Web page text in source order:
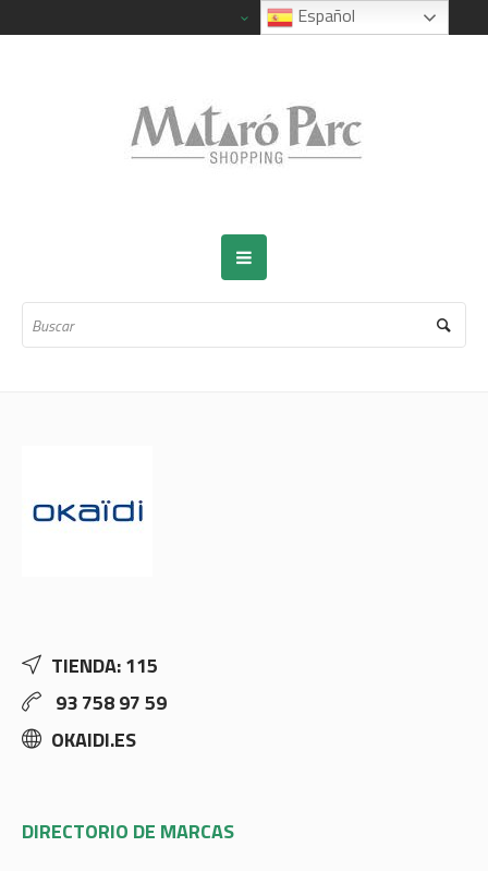
TIENDA: 115
93 758 97 59
OKAIDI.ES
DIRECTORIO DE MARCAS
Español